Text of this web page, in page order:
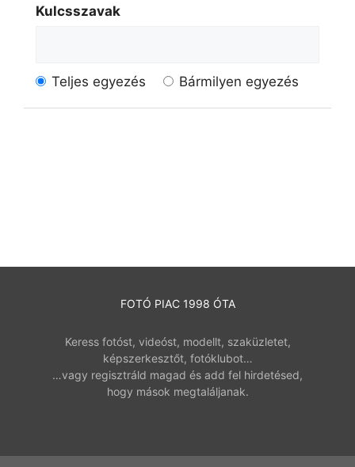
Kulcsszavak
Teljes egyezés Bármilyen egyezés
FOTÓ PIAC 1998 ÓTA
Keress fotóst, videóst, modellt, szaküzletet,
képszerkesztőt, fotóklubot…
…vagy regisztráld magad és add fel hirdetésed,
hogy mások megtaláljanak.